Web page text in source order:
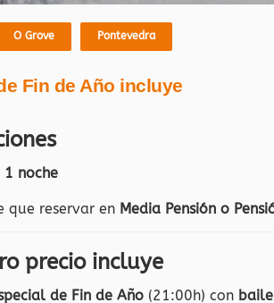
O Grove Pontevedra
Fin de Año incluye
1 noche
que reservar en Media Pensión o
precio incluye
de Fin de Año (21:00h) con